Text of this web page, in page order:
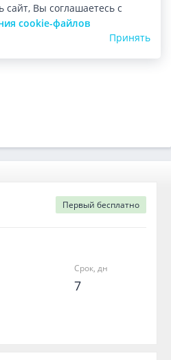
Первый бесплатно
Срок, дн
7
сайт, Вы соглашаетесь с
cookie-файлов
Принять